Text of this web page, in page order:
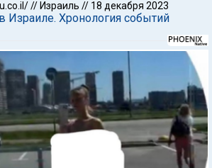
// Израиль // 18 декабря 2023
Израиле. Хронология событий